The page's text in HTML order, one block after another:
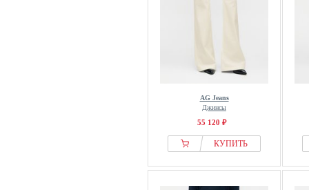
AG Jeans
Джинсы
55 120 ₽
КУПИТЬ